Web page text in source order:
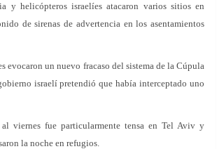
y helicópteros israelíes atacaron varios sitios en
de sirenas de advertencia en los asentamientos
evocaron un nuevo fracaso del sistema de la Cúpula
israelí pretendió que había interceptado uno
viernes fue particularmente tensa en Tel Aviv y
la noche en refugios.